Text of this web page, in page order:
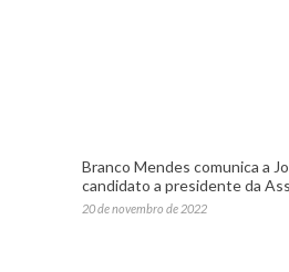
Branco Mendes comunica a
candidato a presidente da
20 de novembro de 2022